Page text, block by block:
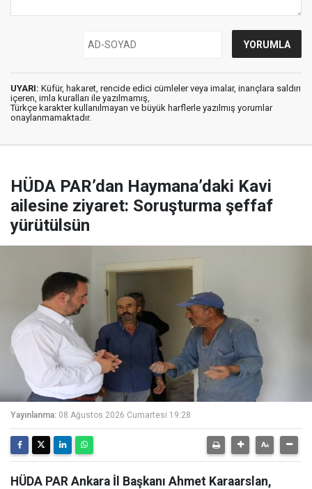
UYARI: Küfür, hakaret, rencide edici cümleler veya imalar, inançlara saldırı
içeren, imla kuralları ile yazılmamış,
Türkçe karakter kullanılmayan ve büyük harflerle yazılmış yorumlar
onaylanmamaktadır.
HÜDA PAR’dan Haymana’daki Kavi
ailesine ziyaret: Soruşturma şeffaf
yürütülsün
Yayınlanma: 08 Ağustos 2026 Cumartesi 19:28
HÜDA PAR Ankara İl Başkanı Ahmet Karaarslan,